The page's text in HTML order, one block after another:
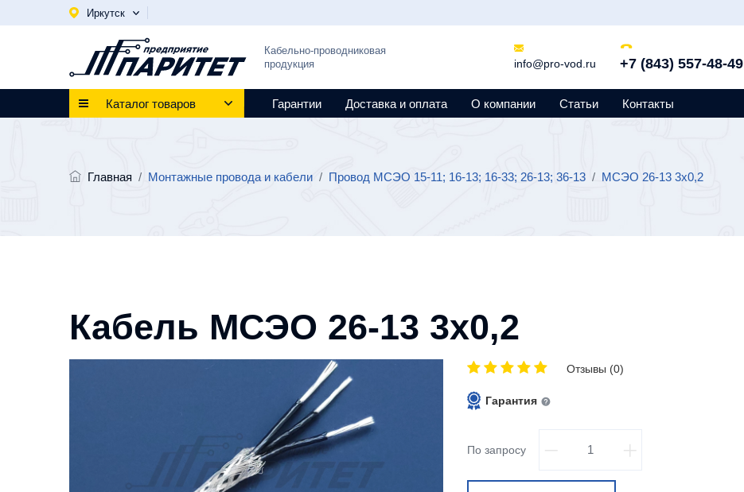
Иркутск
Кабельно-проводниковая
продукция
info@pro-vod.ru +7 (843) 557-48-49
Каталог товаров Гарантии Доставка и оплата О компании Статьи Контакты
Главная / Монтажные провода и кабели / Провод МСЭО 15-11; 16-13; 16-33; 26-13; 36-13 / МСЭО 26-13 3х0,2
Кабель МСЭО 26-13 3х0,2
Отзывы (0)
Гарантия
По запросу